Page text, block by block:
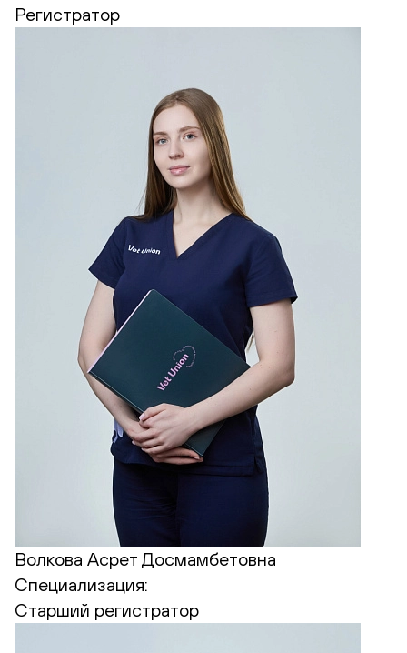
Регистратор
Волкова Асрет Досмамбетовна
Специализация:
Старший регистратор